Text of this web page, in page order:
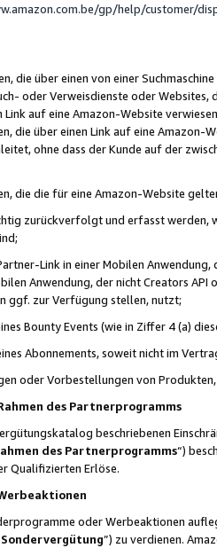
gp/help/customer/
die über einen von einer
oder Verweisdienste oder Websites,
auf eine Amazon-Website
die über einen Link auf eine
ohne dass der Kunde auf der
die die für eine Amazon-Website
zurückverfolgt und erfasst werden,
Link in einer Mobilen
Anwendung, der nicht Creators
ggf. zur Verfügung stellen, nutzt;
Bounty Events (wie in Ziffer 4 (a)
Abonnements, soweit nicht im
oder Vorbestellungen von
des Partnerprogramms
beschriebenen
des Partnerprogramms“)
Qualifizierten Erlöse.
oder Werbeaktionen
Sondervergütung”) zu verdienen.